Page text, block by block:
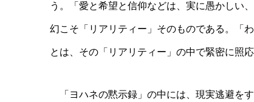
う。「愛と希望と信仰などは、実に愚かし
幻こそ「リアリティー」そのものである。「
とは、その「リアリティー」の中で緊密に照
「ヨハネの黙示録」の中には、現実逃避を